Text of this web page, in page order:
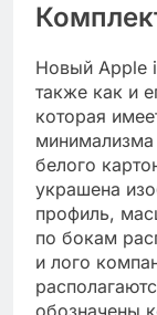
Новый Apple
также как и
которая
белого
украшена
профиль,
по бокам
и лого